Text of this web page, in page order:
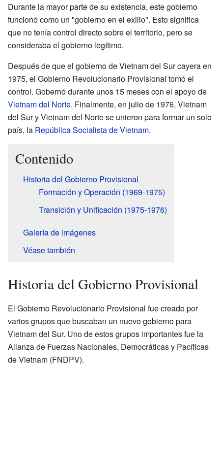
Durante la mayor parte de su existencia, este gobierno
funcionó como un "gobierno en el exilio". Esto significa
que no tenía control directo sobre el territorio, pero se
consideraba el gobierno legítimo.
Después de que el gobierno de Vietnam del Sur cayera en
1975, el Gobierno Revolucionario Provisional tomó el
control. Gobernó durante unos 15 meses con el apoyo de
Vietnam del Norte. Finalmente, en julio de 1976, Vietnam
del Sur y Vietnam del Norte se unieron para formar un solo
país, la República Socialista de Vietnam.
Contenido
Historia del Gobierno Provisional
Formación y Operación (1969-1975)
Transición y Unificación (1975-1976)
Galería de imágenes
Véase también
Historia del Gobierno Provisional
El Gobierno Revolucionario Provisional fue creado por
varios grupos que buscaban un nuevo gobierno para
Vietnam del Sur. Uno de estos grupos importantes fue la
Alianza de Fuerzas Nacionales, Democráticas y Pacíficas
de Vietnam (FNDPV).